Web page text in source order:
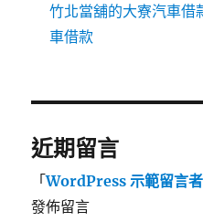
竹北當舖的大寮汽車借
車借款
近期留言
「WordPress 示範留言者
發佈留言